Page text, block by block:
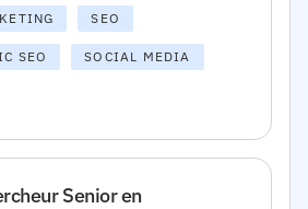
SEO
SEO SOCIAL MEDIA
Senior en